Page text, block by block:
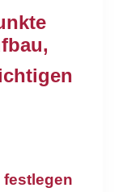
,
festlegen